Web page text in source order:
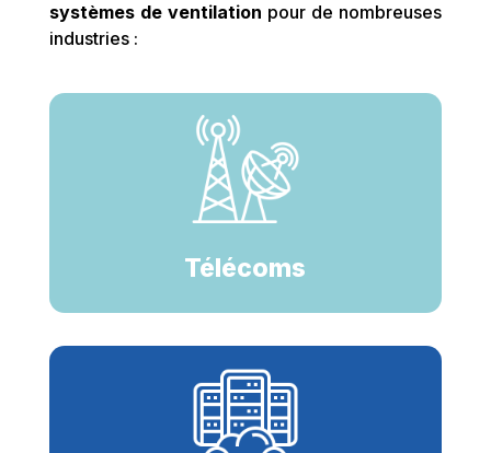
systèmes de ventilation pour de nombreuses
industries :
Télécoms